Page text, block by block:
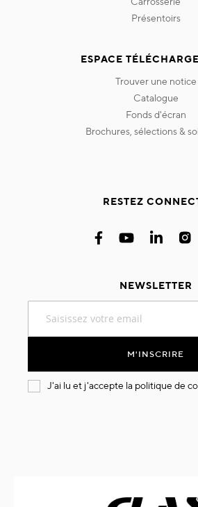
présentoirs
ESPACE
trouver une notice
catalogue
fonds d'écran
brochures, sélections &
RESTEZ
NEWSLETTER
notre
M'INSCRIRE
J'ai lu et j'accepte la politique de